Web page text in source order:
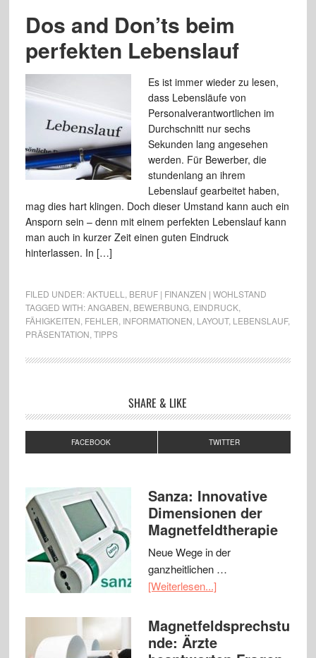
Dos and Don’ts beim
perfekten Lebenslauf
Es ist immer wieder zu lesen,
dass Lebensläufe von
Personalverantwortlichen im
Durchschnitt nur sechs
Sekunden lang angesehen
werden. Für Bewerber, die
stundenlang an ihrem
Lebenslauf gearbeitet haben,
mag dies hart klingen. Doch dieser Umstand kann auch ein
Ansporn sein – denn mit einem perfekten Lebenslauf kann
man auch in kurzer Zeit einen guten Eindruck
hinterlassen. In […]
FILED UNDER:AKTUELL
BERUF | FINANZEN | WOHLSTAND
TAGGED WITH:ANGABEN BEWERBUNG, EINDRUCK,
FÄHIGKEITEN FEHLER INFORMATIONEN LAYOUT, LEBENSLAUF,
PRÄSENTATION TIPPS
SHARE & LIKE
FACEBOOK TWITTER
Sanza: Innovative
Dimensionen der
Magnetfeldtherapie
Neue Wege in der
ganzheitlichen …
[Weiterlesen...]
Magnetfeldsprechstu
nde: Ärzte